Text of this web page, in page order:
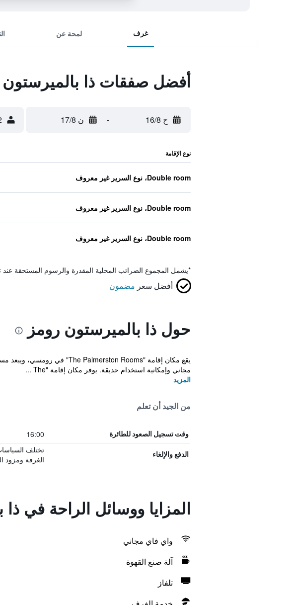
غرف لمحة عن
أفضل صفقات ذا بالميرستون
ح 16/8 - ن 17/8 2 من
نوع الإقامة
Double room، نوع السرير غير معروف
Double room، نوع السرير غير معروف
Double room، نوع السرير غير معروف
*يشمل المجموع الضرائب المحلية المقدرة والرسوم المستحقة عند
أفضل سعر مضمون
حول ذا بالميرستون رومز
مجاني وإمكانية استخدام حديقة. يوفر مكان إقامة "The ...
المزيد
من الجيد أن تعلم
وقت تسجيل الصعود للطائرة 16:00
الدفع والإلغاء
تختلف
الغرفة ومزود
المزايا ووسائل الراحة في
واي فاي مجاني
آلة صنع القهوة
تلفاز